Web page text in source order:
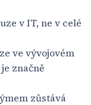
v IT, ne v celé
ve vývojovém
značně
zůstává